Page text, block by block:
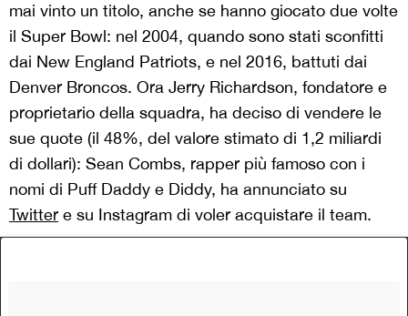
mai vinto un titolo, anche se hanno giocato due volte
il Super Bowl: nel 2004, quando sono stati sconfitti
dai New England Patriots, e nel 2016, battuti dai
Denver Broncos. Ora Jerry Richardson, fondatore e
proprietario della squadra, ha deciso di vendere le
sue quote (il 48%, del valore stimato di 1,2 miliardi
di dollari): Sean Combs, rapper più famoso con i
nomi di Puff Daddy e Diddy, ha annunciato su
Twitter e su Instagram di voler acquistare il team.